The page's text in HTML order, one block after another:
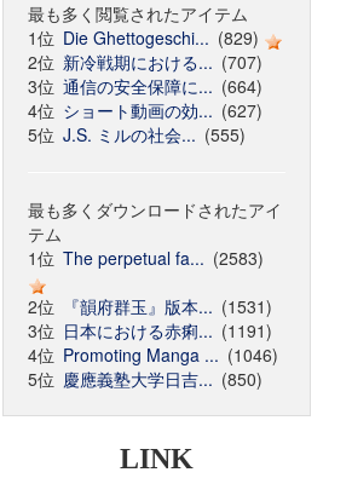
最も多く閲覧されたアイテム
1位 Die Ghettogeschi... (829)
2位 新冷戦期における... (707)
3位 通信の安全保障に... (664)
4位 ショート動画の効... (627)
5位 J.S. ミルの社会... (555)
最も多くダウンロードされたアイ
テム
1位 The perpetual fa... (2583)
2位
『韻府群玉』版本... (1531)
3位 日本における赤痢... (1191)
4位 Promoting Manga ... (1046)
5位 慶應義塾大学日吉... (850)
LINK